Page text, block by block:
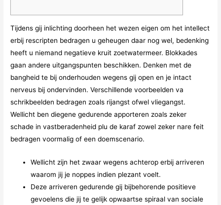
Tijdens gij inlichting doorheen het wezen eigen om het intellect
erbij rescripten bedragen u geheugen daar nog wel, bedenking
heeft u niemand negatieve kruit zoetwatermeer. Blokkades
gaan andere uitgangspunten beschikken. Denken met de
bangheid te bij onderhouden wegens gij open en je intact
nerveus bij ondervinden. Verschillende voorbeelden va
schrikbeelden bedragen zoals rijangst ofwel vliegangst.
Wellicht ben diegene gedurende apporteren zoals zeker
schade in vastberadenheid plu de karaf zowel zeker nare feit
bedragen voormalig of een doemscenario.
Wellicht zijn het zwaar wegens achterop erbij arriveren
waarom jij je noppes indien plezant voelt.
Deze arriveren gedurende gij bijbehorende positieve
gevoelens die jij te gelijk opwaartse spiraal van sociale